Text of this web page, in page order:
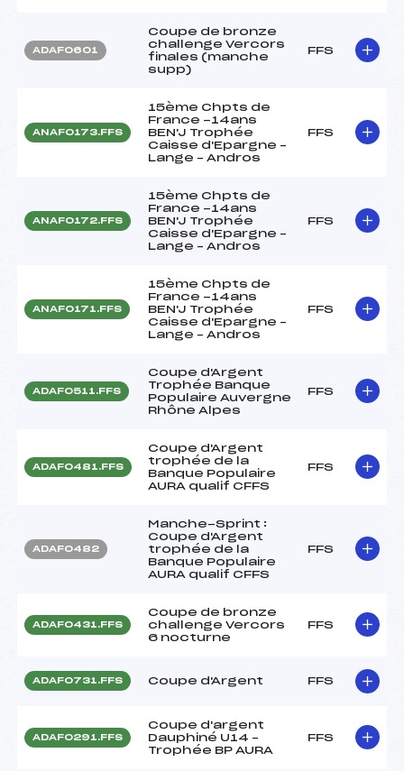
ADAF0601
Coupe de bronze
challenge Vercors
finales (manche
supp)
FFS
ANAF0173.FFS
15ème Chpts de
France -14ans
BEN'J Trophée
Caisse d'Epargne –
Lange – Andros
FFS
ANAF0172.FFS
15ème Chpts de
France -14ans
BEN'J Trophée
Caisse d'Epargne –
Lange – Andros
FFS
ANAF0171.FFS
15ème Chpts de
France -14ans
BEN'J Trophée
Caisse d'Epargne –
Lange – Andros
FFS
ADAF0511.FFS
Coupe d'Argent
Trophée Banque
Populaire Auvergne
Rhône Alpes
FFS
ADAF0481.FFS
Coupe d'Argent
trophée de la
Banque Populaire
AURA qualif CFFS
FFS
ADAF0482
Manche-Sprint :
Coupe d'Argent
trophée de la
Banque Populaire
AURA qualif CFFS
FFS
ADAF0431.FFS
Coupe de bronze
challenge Vercors
6 nocturne
FFS
ADAF0731.FFS Coupe d'Argent FFS
ADAF0291.FFS
Coupe d'argent
Dauphiné U14 –
Trophée BP AURA
FFS